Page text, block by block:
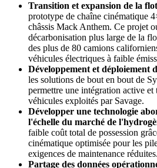
Transition et expansion de la
prototype de chaîne cinématique
châssis Mack Anthem. Ce projet
décarbonisation plus large de la
des plus de 80 camions
véhicules électriques à faible
Développement et déploiement
les solutions de bout en bout de
permettre une intégration active et
véhicules exploités par Savage.
Développer une technologie
l'échelle du marché de
faible coût total de possession
cinématique optimisée pour les
exigences de maintenance réduites.
Partage des données